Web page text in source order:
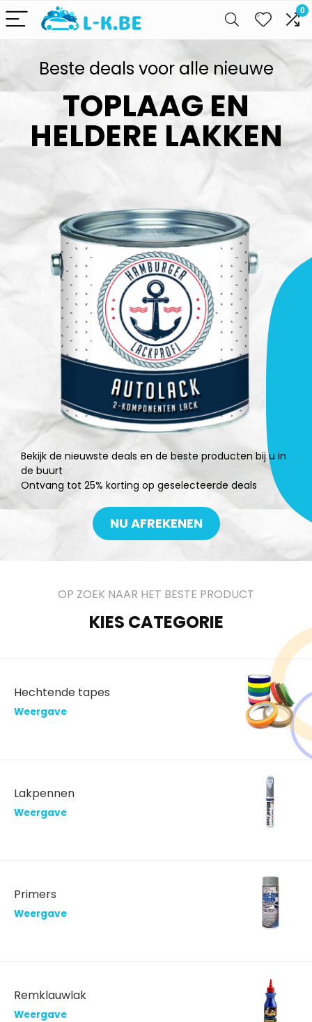
0
Beste deals voor alle nieuwe
TOPLAAG EN
HELDERE LAKKEN
Bekijk de nieuwste deals en de beste producten bij u in
de buurt
Ontvang tot 25% korting op geselecteerde deals
NU AFREKENEN
OP ZOEK NAAR HET BESTE PRODUCT
KIES CATEGORIE
Hechtende tapes
Weergave
Lakpennen
Weergave
Primers
Weergave
Remklauwlak
Weergave